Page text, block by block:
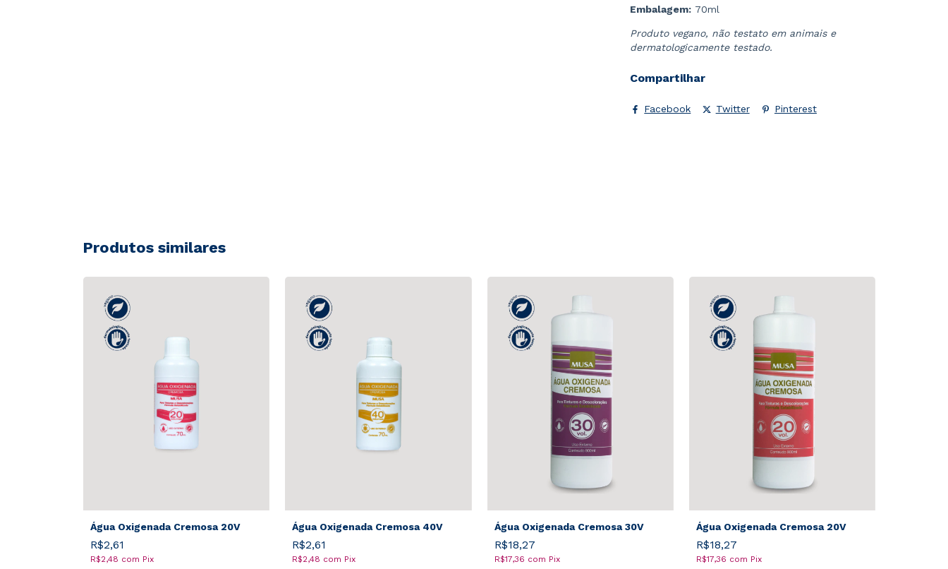
Embalagem: 70ml
Produto vegano, não testato em animais e
dermatologicamente testado.
Compartilhar
Facebook Twitter Pinterest
Produtos similares
Água Oxigenada Cremosa 20V
R$2,61
R$2,48 com Pix
Água Oxigenada Cremosa 40V
R$2,61
R$2,48 com Pix
Água Oxigenada Cremosa 30V
R$18,27
R$17,36 com Pix
Água Oxigenada Cremosa 20V
R$18,27
R$17,36 com Pix